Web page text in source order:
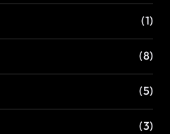
(1)
(8)
(5)
(3)